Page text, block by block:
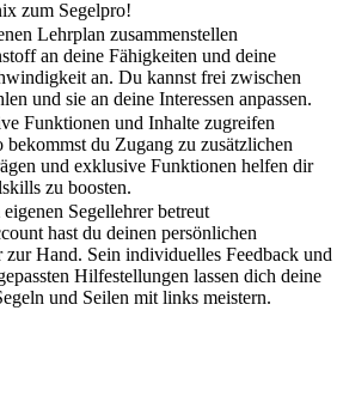
zum Segelpro!
Lehrplan zusammenstellen
an deine Fähigkeiten und deine
an. Du kannst frei zwischen
und sie an deine Interessen anpassen.
Funktionen und Inhalte zugreifen
bekommst du Zugang zu zusätzlichen
und exklusive Funktionen helfen dir
zu boosten.
Segellehrer betreut
hast du deinen persönlichen
zur Hand. Sein individuelles Feedback und
Hilfestellungen lassen dich deine
und Seilen mit links meistern.